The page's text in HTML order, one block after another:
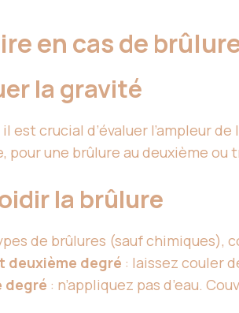
en cas de
la gravité
il est crucial d’évaluer l’ampleur
pour une brûlure au deuxième
la brûlure
de brûlures (sauf chimiques),
deuxième degré : laissez couler
degré : n’appliquez pas d’eau.